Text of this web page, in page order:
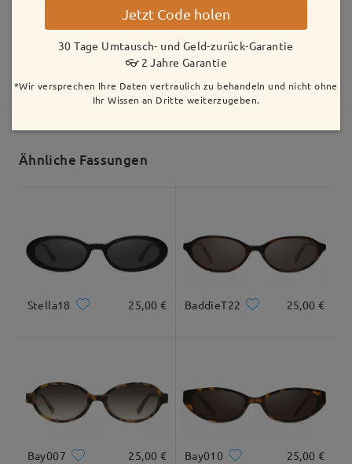
Alle Bewertungen
Bewertung schreiben
Die Bestellung wurde aufgegeben
5-7 Werktage Details
Versandt
Geliefert
Inklusive kostenloser kratzfester Beschichtung der Gläser
30 Tage Umtausch- und Geld-zurück-Garantie
Ähnliche Fassungen
Stella18 25,00 € BaddieT22 25,00 €
Bay007 25,00 € Bay010 25,00 €
Jetzt Code holen
30 Tage Umtausch- und Geld-zurück-Garantie
👓 2 Jahre Garantie
*Wir versprechen Ihre Daten vertraulich zu behandeln und nicht ohne
Ihr Wissen an Dritte weiterzugeben.